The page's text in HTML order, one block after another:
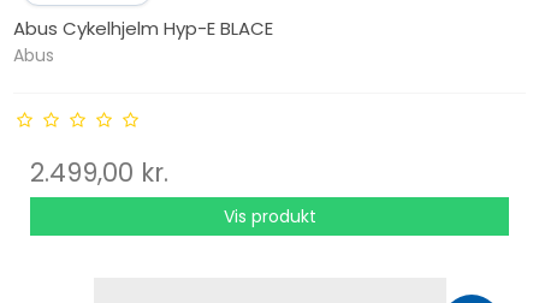
Abus Cykelhjelm Hyp-E BLACE
Abus
2.499,00 kr.
Vis produkt